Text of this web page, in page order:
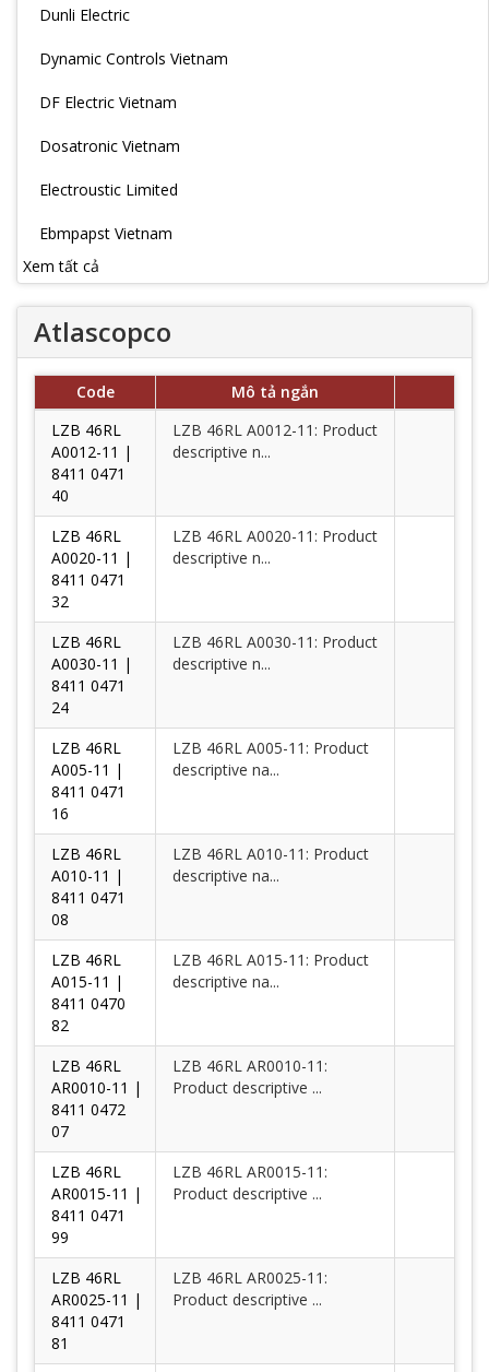
Dunli Electric
Dynamic Controls Vietnam
DF Electric Vietnam
Dosatronic Vietnam
Electroustic Limited
Ebmpapst Vietnam
Xem tất cả
Atlascopco
Code
Mô tả ngắn
LZB 46RL
A0012-11 |
8411 0471
40
LZB 46RL A0012-11: Product
descriptive n...
LZB 46RL
A0020-11 |
8411 0471
32
LZB 46RL A0020-11: Product
descriptive n...
LZB 46RL
A0030-11 |
8411 0471
24
LZB 46RL A0030-11: Product
descriptive n...
LZB 46RL
A005-11 |
8411 0471
16
LZB 46RL A005-11: Product
descriptive na...
LZB 46RL
A010-11 |
8411 0471
08
LZB 46RL A010-11: Product
descriptive na...
LZB 46RL
A015-11 |
8411 0470
82
LZB 46RL A015-11: Product
descriptive na...
LZB 46RL
AR0010-11 |
8411 0472
07
LZB 46RL AR0010-11:
Product descriptive ...
LZB 46RL
AR0015-11 |
8411 0471
99
LZB 46RL AR0015-11:
Product descriptive ...
LZB 46RL
AR0025-11 |
8411 0471
81
LZB 46RL AR0025-11:
Product descriptive ...